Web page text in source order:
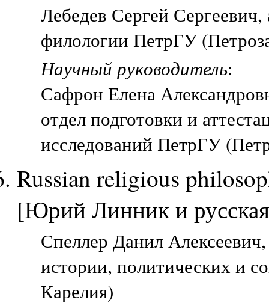
Лебедев Сергей
филологии ПетрГУ
Научный руководитель:
Сафрон Елена
отдел подготовки и
исследований ПетрГУ
Russian religious
[Юрий Линник и
Спеллер Данил
истории, политических и
Карелия)